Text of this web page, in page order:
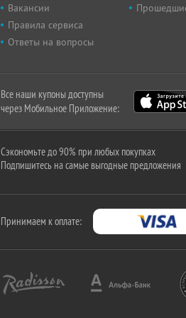
Вакансии
Правила сервиса
Ответы на вопросы
Все наши купоны доступны
через Мобильное Приложение:
Сэкономьте до 90% при любых покупках
Подпишитесь на самые выгодные предложения
Принимаем к оплате: